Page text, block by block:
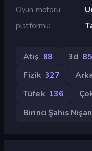
Oyun motoru
platformu
Atış 88 3d
Fizik 327
Tüfek 136
Birinci Şahıs